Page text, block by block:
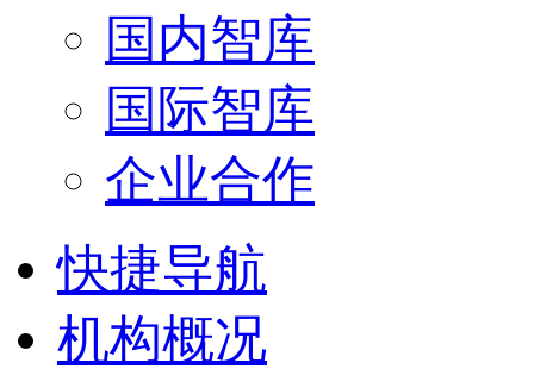
国内智库
国际智库
企业合作
快捷导航
机构概况